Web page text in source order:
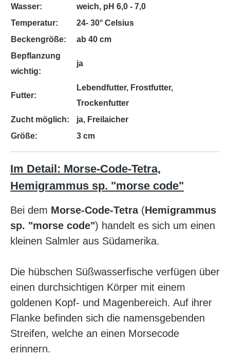
Wasser:
weich, pH 6,0 - 7,0
Temperatur:
24- 30° Celsius
Beckengröße:
ab 40 cm
Bepflanzung
wichtig:
ja
Futter:
Lebendfutter, Frostfutter,
Trockenfutter
Zucht möglich:
ja, Freilaicher
Größe:
3 cm
Im Detail: Morse-Code-Tetra,
Hemigrammus sp. "morse code"
Bei dem Morse-Code-Tetra(Hemigrammus
sp. "morse code") handelt es sich um einen
kleinen Salmler aus Südamerika.
Die hübschen Süßwasserfische verfügen über
einen durchsichtigen Körper mit einem
goldenen Kopf- und Magenbereich. Auf ihrer
Flanke befinden sich die namensgebenden
Streifen, welche an einen Morsecode
erinnern.